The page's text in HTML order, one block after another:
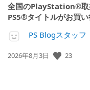
全国のPlayStation®取
PS5®タイトルがお買い
PS Blogスタッフ
公
2026年8月3日 23